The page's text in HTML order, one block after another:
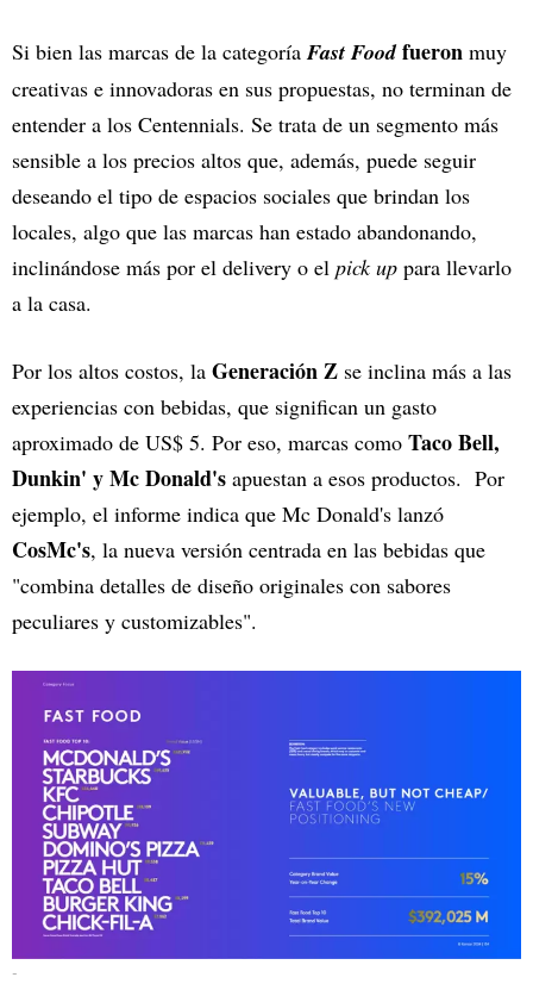
Si bien las marcas de la categoríaFast Foodfueron muy
creativas e innovadoras en sus propuestas, no terminan de
entender a los Centennials. Se trata de un segmento más
sensible a los precios altos que, además, puede seguir
deseando el tipo de espacios sociales que brindan los
locales, algo que las marcas han estado abandonando,
inclinándose más por el delivery o el pick up para llevarlo
a la casa.
Por los altos costos, la Generación Z se inclina más a las
experiencias con bebidas, que significan un gasto
aproximado de US$ 5. Por eso, marcas como Taco Bell,
Dunkin' y Mc Donald's apuestan a esos productos. Por
ejemplo, el informe indica que Mc Donald's lanzó
CosMc's, la nueva versión centrada en las bebidas que
"combina detalles de diseño originales con sabores
peculiares y customizables".
-